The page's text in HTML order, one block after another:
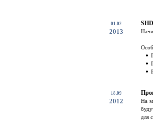
01.02
2013
18.09
2012
На
для